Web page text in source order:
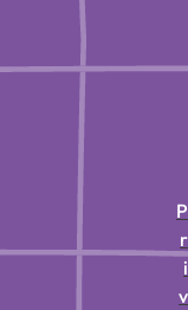
P
r
i
v